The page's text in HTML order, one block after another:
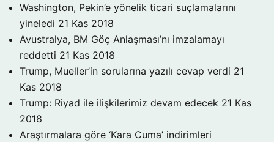
Washington, Pekin’e yönelik ticari suçlamalarını
yineledi 21 Kas 2018
Avustralya, BM Göç Anlaşması’nı imzalamayı
reddetti 21 Kas 2018
Trump, Mueller’in sorularına yazılı cevap verdi 21
Kas 2018
Trump: Riyad ile ilişkilerimiz devam edecek 21 Kas
2018
Araştırmalara göre ‘Kara Cuma’ indirimleri